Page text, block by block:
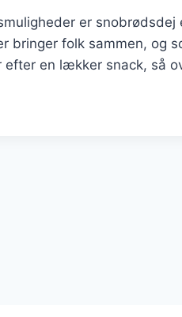
er
bringer folk sammen, og
en lækker snack, så